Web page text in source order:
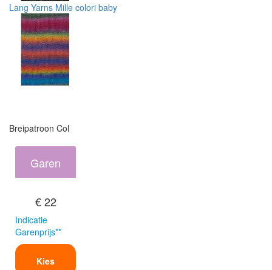
Lang Yarns Mille colori baby
Breipatroon Col
Garen
€ 22
Indicatie
Garenprijs**
Kies